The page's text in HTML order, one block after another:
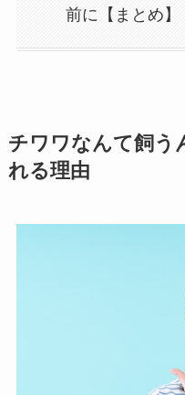
前に【まとめ】
チワワなんて飼う
れる理由